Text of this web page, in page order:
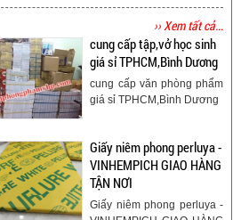
›› Xem tất cả...
cung cấp tập,vở học sinh
giá sỉ TPHCM,Bình Dương
cung cấp văn phòng phẩm
giá sỉ TPHCM,Bình Dương
Giấy niêm phong perluya -
VINHEMPICH GIAO HÀNG
TẬN NƠI
Giấy niêm phong perluya -